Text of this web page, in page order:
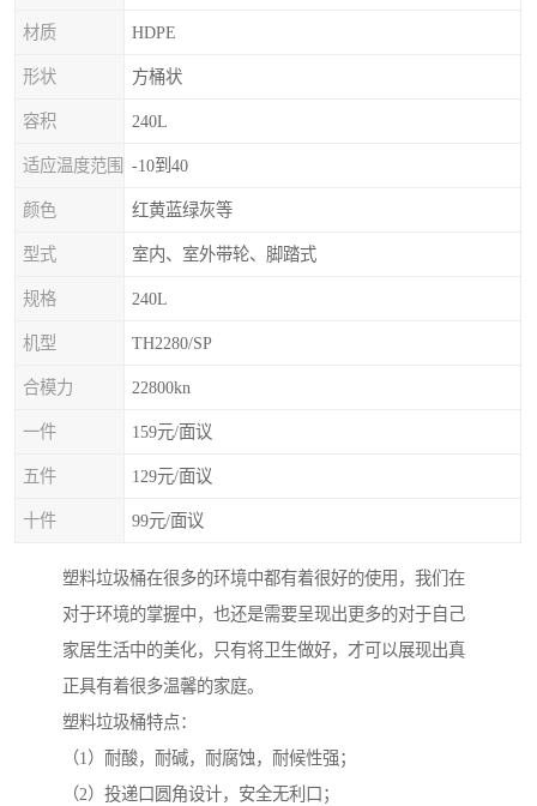
材质 HDPE
形状 方桶状
容积 240L
适应温度范围 -10到40
颜色 红黄蓝绿灰等
型式 室内、室外带轮、脚踏式
规格 240L
机型 TH2280/SP
合模力 22800kn
一件 159元/面议
五件 129元/面议
十件 99元/面议
塑料垃圾桶在很多的环境中都有着很好的使用，我们在
对于环境的掌握中，也还是需要呈现出更多的对于自己
家居生活中的美化，只有将卫生做好，才可以展现出真
正具有着很多温馨的家庭。
塑料垃圾桶特点：
（1）耐酸，耐碱，耐腐蚀，耐候性强；
（2）投递口圆角设计，安全无利口；